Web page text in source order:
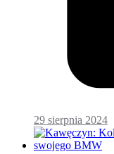
29 sierpnia 2024